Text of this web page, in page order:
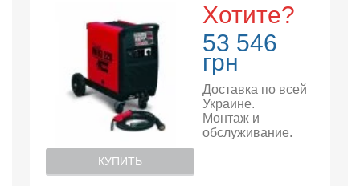
Хотите?
53 546
грн
Доставка по всей
Украине.
Монтаж и
обслуживание.
КУПИТЬ